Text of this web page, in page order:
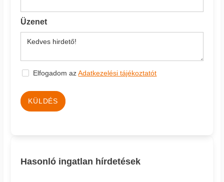
Üzenet
Elfogadom azAdatkezelési tájékoztatót
KÜLDÉS
Hasonló ingatlan hírdetések